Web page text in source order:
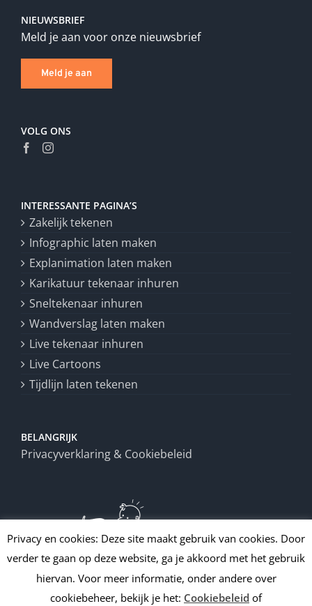
NIEUWSBRIEF
Meld je aan voor onze nieuwsbrief
Meld je aan
VOLG ONS
INTERESSANTE PAGINA’S
Zakelijk tekenen
Infographic laten maken
Explanimation laten maken
Karikatuur tekenaar inhuren
Sneltekenaar inhuren
Wandverslag laten maken
Live tekenaar inhuren
Live Cartoons
Tijdlijn laten tekenen
BELANGRIJK
Privacyverklaring & Cookiebeleid
Privacy en cookies: Deze site maakt gebruik van cookies. Door
verder te gaan op deze website, ga je akkoord met het gebruik
hiervan. Voor meer informatie, onder andere over
cookiebeheer, bekijk je het: Cookiebeleid of